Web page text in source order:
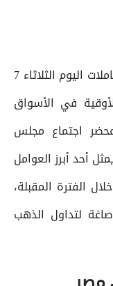
تراجعت أسعار الذهب في مصر خلال تعاملات اليوم الثلاثاء 7
الأوقية في الأسواق
اجتماع مجلس
أحد أبرز العوامل
الفترة المقبلة،
لتداول الذهب